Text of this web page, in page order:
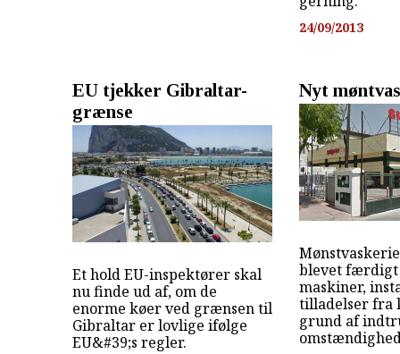
24/09/2013
EU tjekker Gibraltar-
grænse
Et hold EU-inspektører skal
nu finde ud af, om de
enorme køer ved grænsen til
Gibraltar er lovlige ifølge
EU&#39;s regler.
Nyt
blevet færdigt
maskiner,
tilladelser fra
grund af